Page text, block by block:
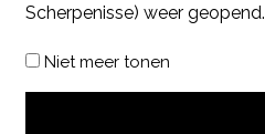
Scherpenisse) weer geopend.
Niet meer tonen